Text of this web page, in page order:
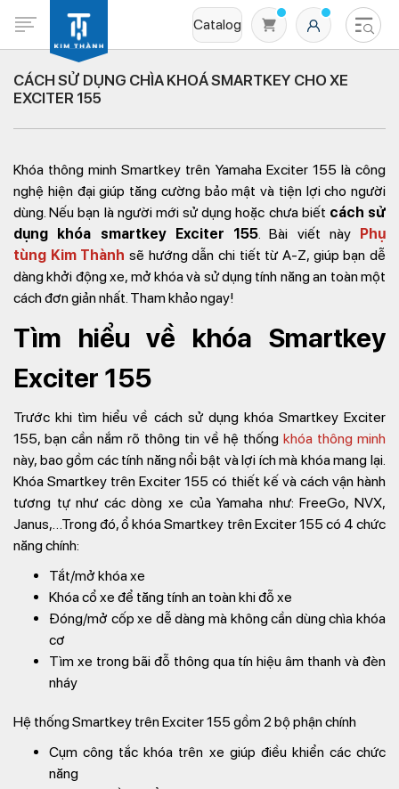
Catalog
Không có sản phẩm nào trong giỏ hàng
CÁCH SỬ DỤNG CHÌA KHOÁ SMARTKEY CHO XE
EXCITER 155
Khóa thông minh Smartkey trên Yamaha Exciter 155 là công
nghệ hiện đại giúp tăng cường bảo mật và tiện lợi cho người
dùng. Nếu bạn là người mới sử dụng hoặc chưa biết cách sử
dụng khóa smartkey Exciter 155. Bài viết này Phụ
tùng Kim Thành sẽ hướng dẫn chi tiết từ A-Z, giúp bạn dễ
dàng khởi động xe, mở khóa và sử dụng tính năng an toàn một
cách đơn giản nhất. Tham khảo ngay!
Tìm hiểu về khóa Smartkey
Exciter 155
Trước khi tìm hiểu về cách sử dụng khóa Smartkey Exciter
155, bạn cần nắm rõ thông tin về hệ thống khóa thông minh
này, bao gồm các tính năng nổi bật và lợi ích mà khóa mang lại.
Khóa Smartkey trên Exciter 155 có thiết kế và cách vận hành
tương tự như các dòng xe của Yamaha như: FreeGo, NVX,
Janus,…Trong đó, ổ khóa Smartkey trên Exciter 155 có 4 chức
năng chính:
Tắt/mở khóa xe
Khóa cổ xe để tăng tính an toàn khi đỗ xe
Đóng/mở cốp xe dễ dàng mà không cần dùng chìa khóa
cơ
Tìm xe trong bãi đỗ thông qua tín hiệu âm thanh và đèn
nháy
Hệ thống Smartkey trên Exciter 155 gồm 2 bộ phận chính
Cụm công tắc khóa trên xe giúp điều khiển các chức
năng